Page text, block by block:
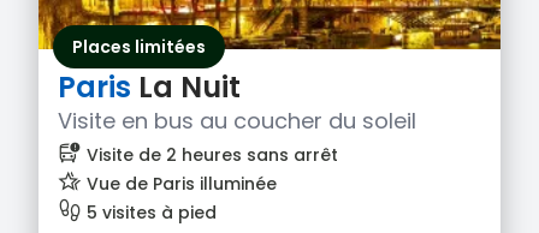
Places limitées
Paris La Nuit
Visite en bus au coucher du soleil
bus_alert Visite de 2 heures sans arrêt
hotel_class Vue de Paris illuminée
footprint 5 visites à pied